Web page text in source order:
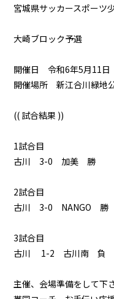
宮城県サッカースポーツ
大崎ブロック予選
開催日 令和6年5月11日
開催場所 新江合川緑地
(( 試合結果 ))
1試合目
古川 3-0 加美 勝
2試合目
古川 3-0 NANGO 勝
3試合目
古川 1-2 古川南 負
主催、会場準備をして下